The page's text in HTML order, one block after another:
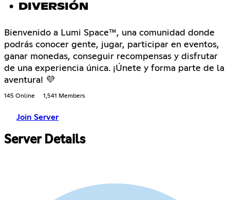
• DIVERSIÓN
Bienvenido a Lumi Space™, una comunidad donde
podrás conocer gente, jugar, participar en eventos,
ganar monedas, conseguir recompensas y disfrutar
de una experiencia única. ¡Únete y forma parte de la
aventura! 💜
145 Online 1,541 Members
Join Server
Server Details